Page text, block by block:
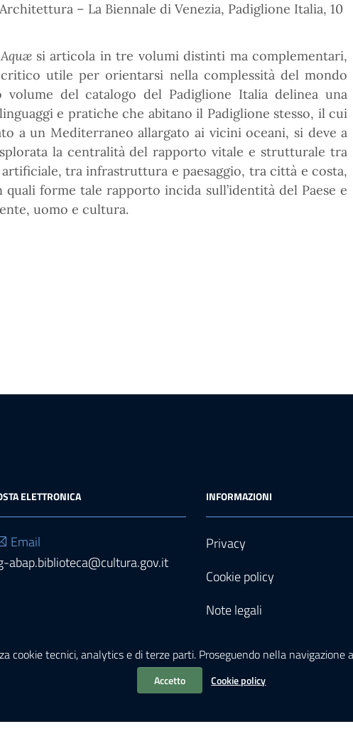
cookie tecnici, analytics e di terze parti. Proseguendo nella navigazione
Accetto Cookie policy
– La Biennale di Venezia, Padiglione Italia, 10
si articola in tre volumi distinti ma complementari,
utile per orientarsi nella complessità del mondo
volume del catalogo del Padiglione Italia delinea una
e pratiche che abitano il Padiglione stesso, il cui
a un Mediterraneo allargato ai vicini oceani, si deve a
la centralità del rapporto vitale e strutturale tra
tra infrastruttura e paesaggio, tra città e costa,
forme tale rapporto incida sull’identità del Paese e
uomo e cultura.
ELETTRONICA
Email
abap.biblioteca@cultura.gov.it
INFORMAZIONI
Privacy
Cookie policy
Note legali